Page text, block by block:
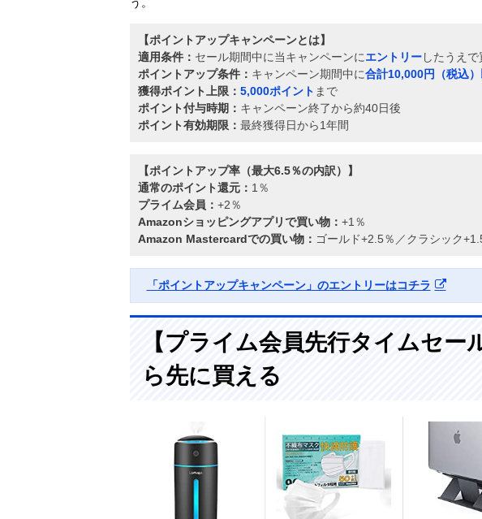
【ポイントアップキャンペーンとは】
適用条件： セール期間中に当キャンペーンにエントリーしたうえで
ポイントアップ条件： キャンペーン期間中に合計10,000円（税込）
獲得ポイント上限： 5,000ポイント まで
ポイント付与時期： キャンペーン終了から約40日後
ポイント有効期限： 最終獲得日から1年間
【ポイントアップ率（最大6.5％の内訳）】
通常のポイント還元： 1％
プライム会員： +2％
Amazonショッピングアプリで買い物： +1％
Amazon Mastercardでの買い物： ゴールド+2.5％／クラシック
「ポイントアップキャンペーン」のエントリーはコチラ
【プライム会員先行タイムセー
ら先に買える